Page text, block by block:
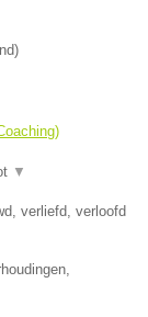
)
▼
verliefd, verloofd